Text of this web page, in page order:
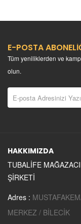
E-POSTA
Tüm yeniliklerden ve
olun.
HAKKIMIZDA
TUBALİFE
ŞİRKETİ
Adres :
MERKEZ / BİLECİK